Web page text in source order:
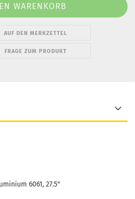
AUF DEN MERKZETTEL
FRAGE ZUM PRODUKT
6061, 27.5"